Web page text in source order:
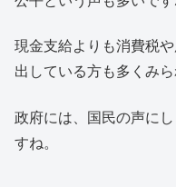
現金支給よりも消費税
出している方も多くみら
政府には、国民の声に
すね。